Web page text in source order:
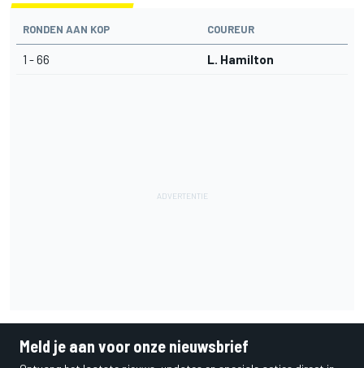
RONDEN AAN KOP COUREUR
1 - 66 L. Hamilton
Meld je aan voor onze nieuwsbrief